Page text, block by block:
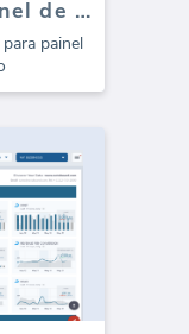
Facebook Ads PPC painel de controle - Desempenho
painel